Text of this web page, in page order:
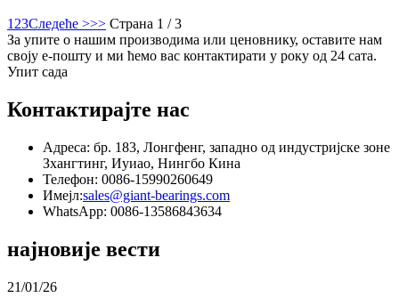
123Следеће >>> Страна 1 / 3
За упите о нашим производима или ценовнику, оставите нам
своју е-пошту и ми ћемо вас контактирати у року од 24 сата.
Упит сада
Контактирајте нас
Адреса: бр. 183, Лонгфенг, западно од индустријске зоне
Зхангтинг, Иуиао, Нингбо Кина
Телефон: 0086-15990260649
Имејл:sales@giant-bearings.com
WhatsApp: 0086-13586843634
најновије вести
21/01/26